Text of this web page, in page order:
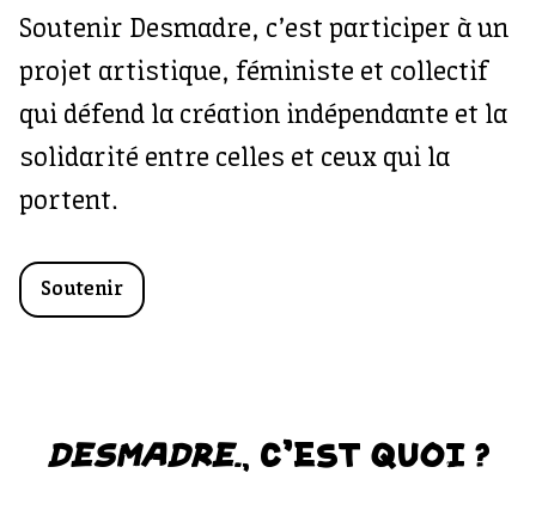
Soutenir Desmadre, c’est participer à un
projet artistique, féministe et collectif
qui défend la création indépendante et la
solidarité entre celles et ceux qui la
portent.
Soutenir
DESMADRE., C'EST QUOI ?